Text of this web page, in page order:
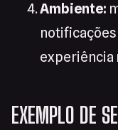
Ambiente:
notificações
experiência
EXEMPLO DE